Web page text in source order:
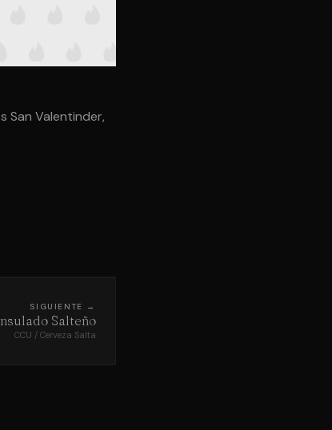
San Valentinder,
SIGUIENTE →
Salteño
CCU / Cerveza Salta